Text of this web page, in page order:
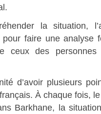
la situation,
pour faire une analyse
ceux des
d’avoir plusieurs
À chaque fois,
Barkhane, la